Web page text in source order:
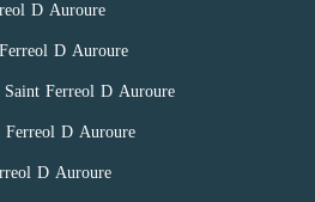
D Auroure
D Auroure
Saint Ferreol D Auroure
Ferreol D Auroure
D Auroure